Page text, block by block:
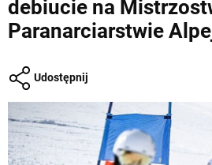
debiucie na
Paranarciarstwie
Udostępnij